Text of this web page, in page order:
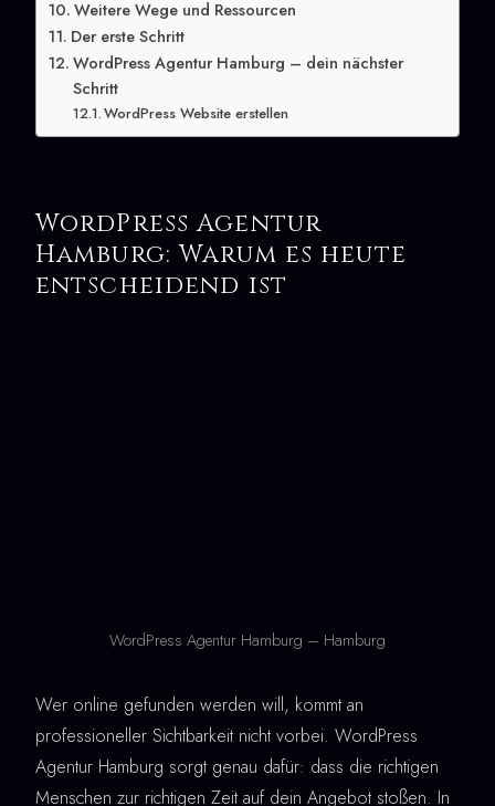
Weitere Wege und Ressourcen
Der erste Schritt
WordPress Agentur Hamburg – dein nächster
Schritt
WordPress Website erstellen
WordPress Agentur
Hamburg: Warum es heute
entscheidend ist
WordPress Agentur Hamburg – Hamburg
Wer online gefunden werden will, kommt an
professioneller Sichtbarkeit nicht vorbei. WordPress
Agentur Hamburg sorgt genau dafür: dass die richtigen
Menschen zur richtigen Zeit auf dein Angebot stoßen. In